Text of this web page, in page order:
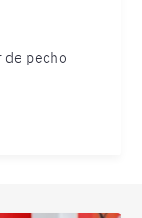
de pecho